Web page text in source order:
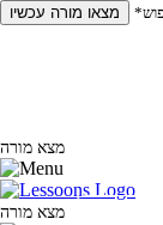
מצאו מורה עכשיו
מצא מורה
מצא מורה